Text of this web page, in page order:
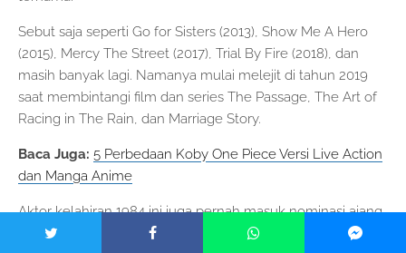
Sebut saja seperti Go for Sisters (2013), Show Me A Hero
(2015), Mercy The Street (2017), Trial By Fire (2018), dan
masih banyak lagi. Namanya mulai melejit di tahun 2019
saat membintangi film dan series The Passage, The Art of
Racing in The Rain, dan Marriage Story.
Baca Juga: 5 Perbedaan Koby One Piece Versi Live Action
dan Manga Anime
Aktor kelahiran 1984 ini juga pernah masuk nominasi ajang
penghargaan di dunia film, yakni Pena de Prata 2022 dan